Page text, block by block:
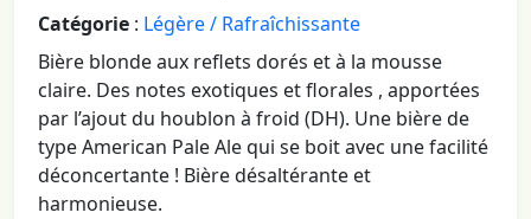
Catégorie : Légère / Rafraîchissante
Bière blonde aux reflets dorés et à la mousse
claire. Des notes exotiques et florales , apportées
par l’ajout du houblon à froid (DH). Une bière de
type American Pale Ale qui se boit avec une facilité
déconcertante ! Bière désaltérante et
harmonieuse.